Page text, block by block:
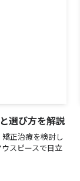
選び方を解説
正治療を検討し
スピースで目立